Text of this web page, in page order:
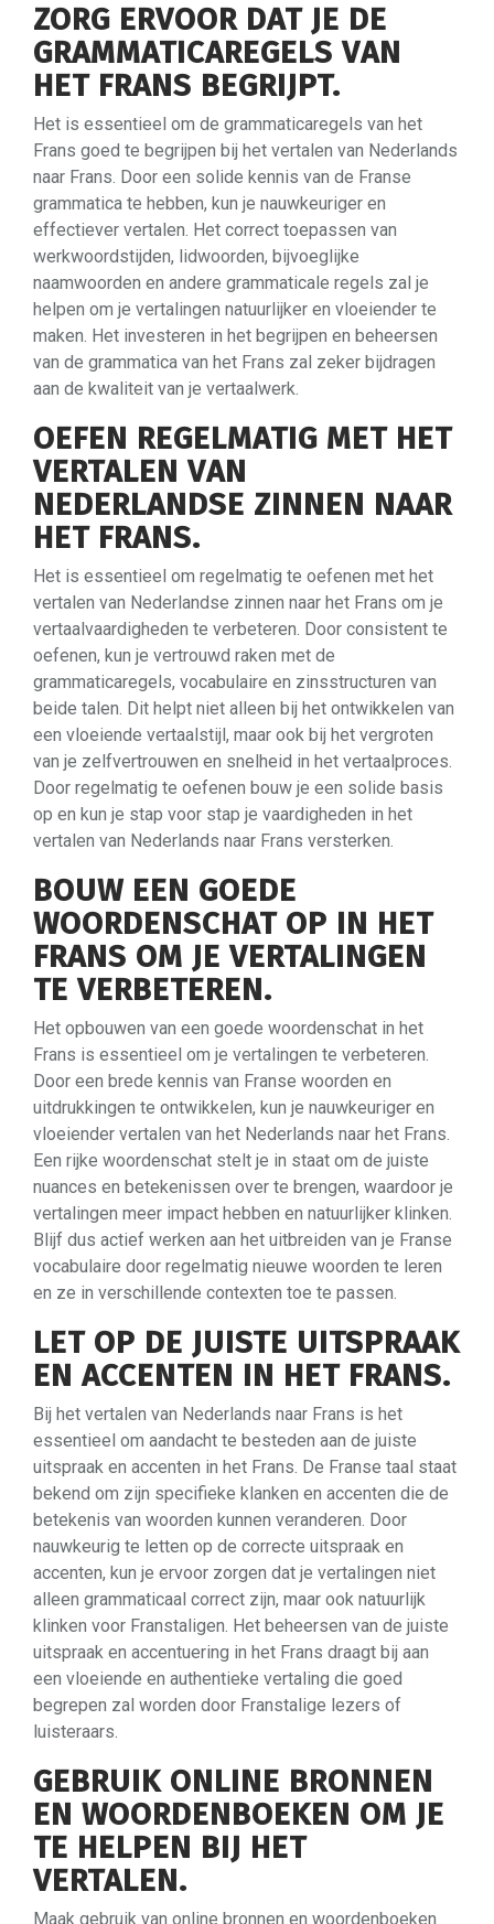
ZORG ERVOOR DAT JE DE
GRAMMATICAREGELS VAN
HET FRANS BEGRIJPT.
Het is essentieel om de grammaticaregels van het
Frans goed te begrijpen bij het vertalen van Nederlands
naar Frans. Door een solide kennis van de Franse
grammatica te hebben, kun je nauwkeuriger en
effectiever vertalen. Het correct toepassen van
werkwoordstijden, lidwoorden, bijvoeglijke
naamwoorden en andere grammaticale regels zal je
helpen om je vertalingen natuurlijker en vloeiender te
maken. Het investeren in het begrijpen en beheersen
van de grammatica van het Frans zal zeker bijdragen
aan de kwaliteit van je vertaalwerk.
OEFEN REGELMATIG MET HET
VERTALEN VAN
NEDERLANDSE ZINNEN NAAR
HET FRANS.
Het is essentieel om regelmatig te oefenen met het
vertalen van Nederlandse zinnen naar het Frans om je
vertaalvaardigheden te verbeteren. Door consistent te
oefenen, kun je vertrouwd raken met de
grammaticaregels, vocabulaire en zinsstructuren van
beide talen. Dit helpt niet alleen bij het ontwikkelen van
een vloeiende vertaalstijl, maar ook bij het vergroten
van je zelfvertrouwen en snelheid in het vertaalproces.
Door regelmatig te oefenen bouw je een solide basis
op en kun je stap voor stap je vaardigheden in het
vertalen van Nederlands naar Frans versterken.
BOUW EEN GOEDE
WOORDENSCHAT OP IN HET
FRANS OM JE VERTALINGEN
TE VERBETEREN.
Het opbouwen van een goede woordenschat in het
Frans is essentieel om je vertalingen te verbeteren.
Door een brede kennis van Franse woorden en
uitdrukkingen te ontwikkelen, kun je nauwkeuriger en
vloeiender vertalen van het Nederlands naar het Frans.
Een rijke woordenschat stelt je in staat om de juiste
nuances en betekenissen over te brengen, waardoor je
vertalingen meer impact hebben en natuurlijker klinken.
Blijf dus actief werken aan het uitbreiden van je Franse
vocabulaire door regelmatig nieuwe woorden te leren
en ze in verschillende contexten toe te passen.
LET OP DE JUISTE UITSPRAAK
EN ACCENTEN IN HET FRANS.
Bij het vertalen van Nederlands naar Frans is het
essentieel om aandacht te besteden aan de juiste
uitspraak en accenten in het Frans. De Franse taal staat
bekend om zijn specifieke klanken en accenten die de
betekenis van woorden kunnen veranderen. Door
nauwkeurig te letten op de correcte uitspraak en
accenten, kun je ervoor zorgen dat je vertalingen niet
alleen grammaticaal correct zijn, maar ook natuurlijk
klinken voor Franstaligen. Het beheersen van de juiste
uitspraak en accentuering in het Frans draagt bij aan
een vloeiende en authentieke vertaling die goed
begrepen zal worden door Franstalige lezers of
luisteraars.
GEBRUIK ONLINE BRONNEN
EN WOORDENBOEKEN OM JE
TE HELPEN BIJ HET
VERTALEN.
Maak gebruik van online bronnen en woordenboeken